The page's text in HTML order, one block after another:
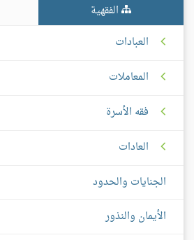
الفقهية
العبادات
المعاملات
فقه الأسرة
العادات
الجنايات والحدود
الأيمان والنذور